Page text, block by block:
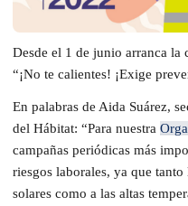
Desde el 1 de junio arranca la
“¡No te calientes! ¡Exige
En palabras de Aida Suárez,
del Hábitat: “Para nuestra
campañas periódicas más
riesgos laborales, ya que
solares como a las altas